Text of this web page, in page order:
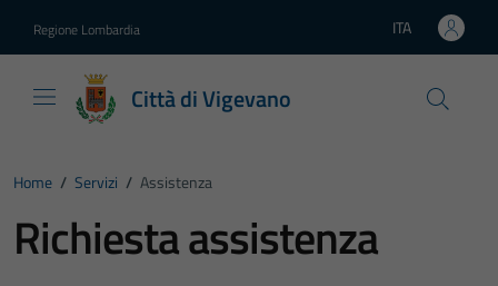
Regione Lombardia Lingua attiva:
ITA
Città di Vigevano
Home / Servizi / Assistenza
Richiesta assistenza